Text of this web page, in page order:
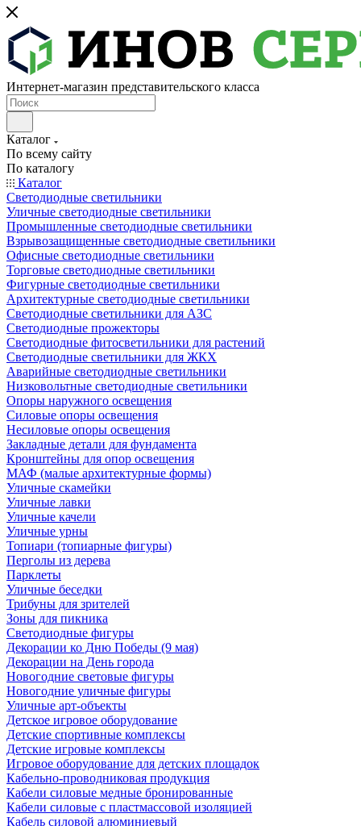
Интернет-магазин представительского класса
Каталог
По всему сайту
По каталогу
Каталог
Светодиодные светильники
Уличные светодиодные светильники
Промышленные светодиодные светильники
Взрывозащищенные светодиодные светильники
Офисные светодиодные светильники
Торговые светодиодные светильники
Фигурные светодиодные светильники
Архитектурные светодиодные светильники
Светодиодные светильники для АЗС
Светодиодные прожекторы
Светодиодные фитосветильники для растений
Светодиодные светильники для ЖКХ
Аварийные светодиодные светильники
Низковольтные светодиодные светильники
Опоры наружного освещения
Силовые опоры освещения
Несиловые опоры освещения
Закладные детали для фундамента
Кронштейны для опор освещения
МАФ (малые архитектурные формы)
Уличные скамейки
Уличные лавки
Уличные качели
Уличные урны
Топиари (топиарные фигуры)
Перголы из дерева
Парклеты
Уличные беседки
Трибуны для зрителей
Зоны для пикника
Светодиодные фигуры
Декорации ко Дню Победы (9 мая)
Декорации на День города
Новогодние световые фигуры
Новогодние уличные фигуры
Уличные арт-объекты
Детское игровое оборудование
Детские спортивные комплексы
Детские игровые комплексы
Игровое оборудование для детских площадок
Кабельно-проводниковая продукция
Кабели силовые медные бронированные
Кабели силовые с пластмассовой изоляцией
Кабель силовой алюминиевый